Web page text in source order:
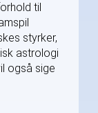
til
styrker,
astrologi
også sige